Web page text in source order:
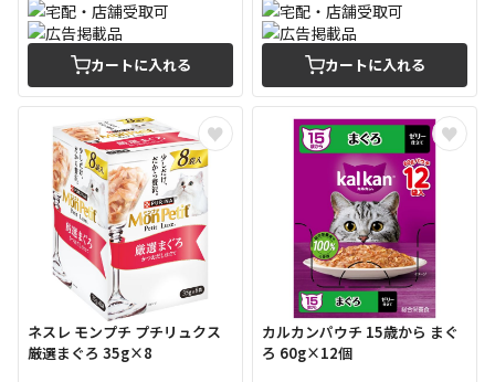
カートに入れる カートに入れる
ネスレ モンプチ プチリュクス
厳選まぐろ 35g×8
カルカンパウチ 15歳から まぐ
ろ 60g×12個